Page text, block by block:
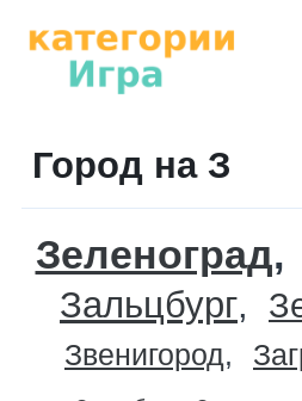
Город на З
Зеленоград
Зальцбург
Звенигород